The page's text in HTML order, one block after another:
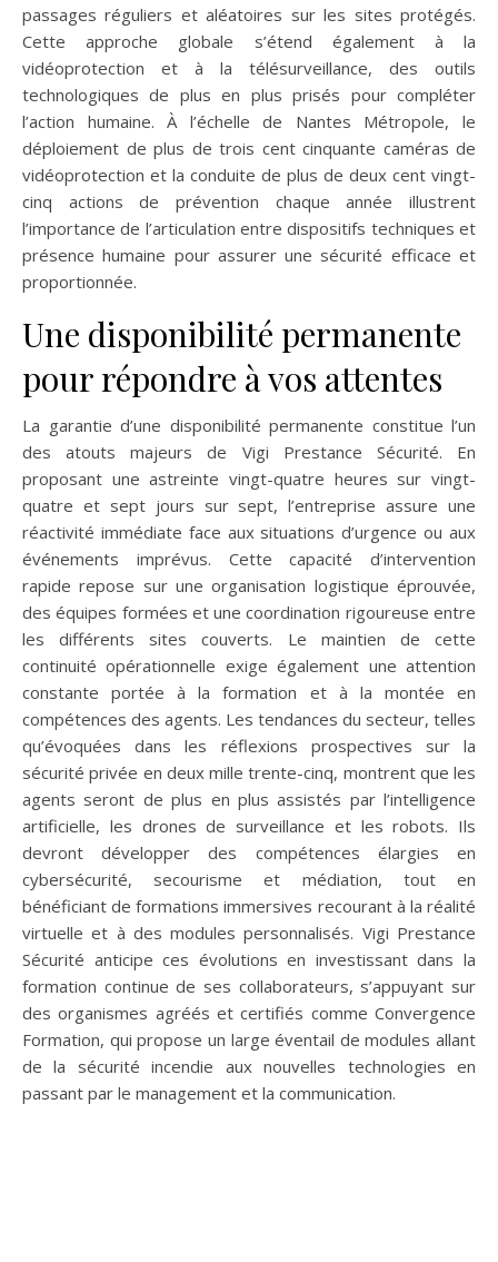
passages réguliers et aléatoires sur les sites protégés.
Cette approche globale s’étend également à la
vidéoprotection et à la télésurveillance, des outils
technologiques de plus en plus prisés pour compléter
l’action humaine. À l’échelle de Nantes Métropole, le
déploiement de plus de trois cent cinquante caméras de
vidéoprotection et la conduite de plus de deux cent vingt-
cinq actions de prévention chaque année illustrent
l’importance de l’articulation entre dispositifs techniques et
présence humaine pour assurer une sécurité efficace et
proportionnée.
Une disponibilité permanente
pour répondre à vos attentes
La garantie d’une disponibilité permanente constitue l’un
des atouts majeurs de Vigi Prestance Sécurité. En
proposant une astreinte vingt-quatre heures sur vingt-
quatre et sept jours sur sept, l’entreprise assure une
réactivité immédiate face aux situations d’urgence ou aux
événements imprévus. Cette capacité d’intervention
rapide repose sur une organisation logistique éprouvée,
des équipes formées et une coordination rigoureuse entre
les différents sites couverts. Le maintien de cette
continuité opérationnelle exige également une attention
constante portée à la formation et à la montée en
compétences des agents. Les tendances du secteur, telles
qu’évoquées dans les réflexions prospectives sur la
sécurité privée en deux mille trente-cinq, montrent que les
agents seront de plus en plus assistés par l’intelligence
artificielle, les drones de surveillance et les robots. Ils
devront développer des compétences élargies en
cybersécurité, secourisme et médiation, tout en
bénéficiant de formations immersives recourant à la réalité
virtuelle et à des modules personnalisés. Vigi Prestance
Sécurité anticipe ces évolutions en investissant dans la
formation continue de ses collaborateurs, s’appuyant sur
des organismes agréés et certifiés comme Convergence
Formation, qui propose un large éventail de modules allant
de la sécurité incendie aux nouvelles technologies en
passant par le management et la communication.